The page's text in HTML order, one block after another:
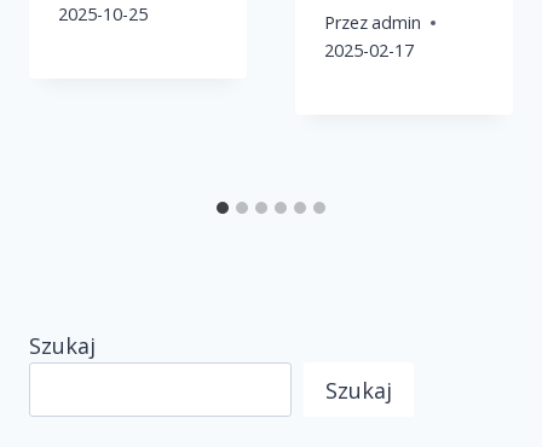
2025-10-25
Przezadmin
2025-02-17
Szukaj
Szukaj